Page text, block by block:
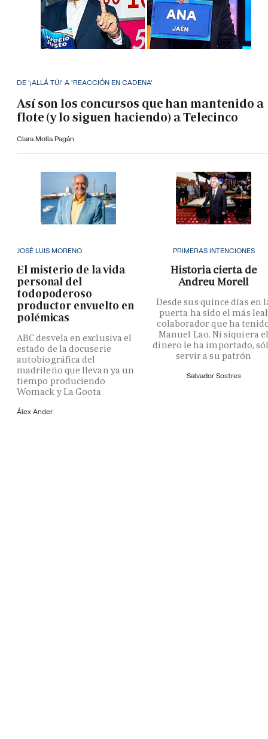
DE '¡ALLÁ TÚ!' A 'REACCIÓN EN CADENA'
Así son los concursos que han mantenido a
flote (y lo siguen haciendo) a Telecinco
Clara Molla Pagán
JOSÉ LUIS MORENO
El misterio de la vida
personal del
todopoderoso
productor envuelto en
polémicas
ABC desvela en exclusiva el
estado de la docuserie
autobiográfica del
madrileño que llevan ya un
tiempo produciendo
Womack y La Goota
Álex Ander
PRIMERAS INTENCIONES
Historia cierta de
Andreu Morell
Desde sus quince días en
puerta ha sido el más leal
colaborador que ha
Manuel Lao. Ni siquiera
dinero le ha importado,
servir a su patrón
Salvador Sostres